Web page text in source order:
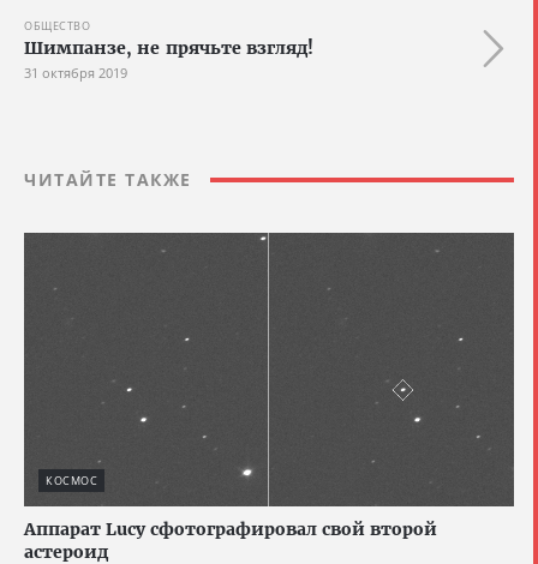
ОБЩЕСТВО
Шимпанзе, не прячьте взгляд!
31 октября 2019
ЧИТАЙТЕ ТАКЖЕ
КОСМОС
Аппарат Lucy сфотографировал свой второй
астероид